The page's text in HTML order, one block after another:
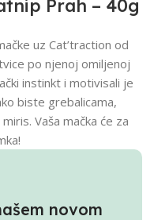
Prah – 40g
uz Cat’traction od
po njenoj omiljenoj
instinkt i motivisali je
biste grebalicama,
Vaša mačka će za
novom